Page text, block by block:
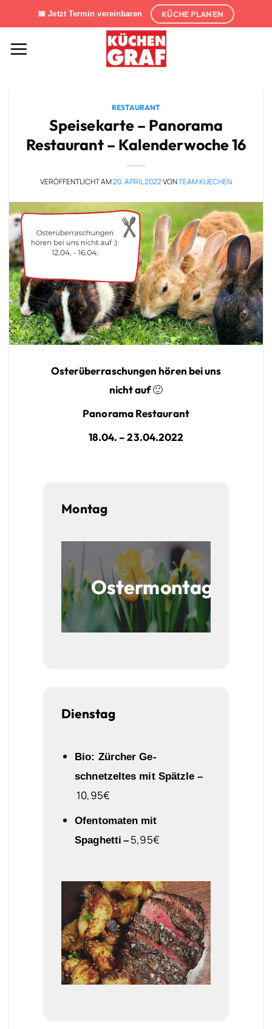
Inhalt
springen
📅 Jetzt Termin vereinbaren KÜCHE PLANEN
RESTAURANT
Speisekarte – Panorama
Restaurant – Kalenderwoche 16
VERÖFFENTLICHT AM20. APRIL 2022VONTEAM KUECHEN
Osterüberraschungen hören bei uns
nicht auf 🙂
Panorama Restaurant
18.04. – 23.04.2022
Montag
Ostermontag
Dienstag
Bio: Zürcher Ge-
schnetzeltes mit Spätzle –
10,95€
Ofentomaten mit
Spaghetti – 5,95€